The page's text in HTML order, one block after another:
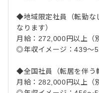
◆地域限定社員（転勤な
なります）
月給：272,000円以上（
◎年収イメージ：439～
◆全国社員（転居を伴う
月給：282,000円以上（